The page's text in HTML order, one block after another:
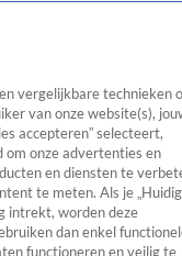
TV Algemeen
Tip
vergelijkbare technieken
van onze website(s),
accepteren” selecteert,
om onze advertenties en
en diensten te
te meten. Als je
intrekt, worden deze
dan enkel
functioneren en veilig te